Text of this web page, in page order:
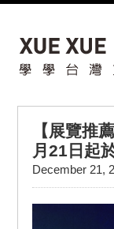
【展覽推
月21日起
December 21,